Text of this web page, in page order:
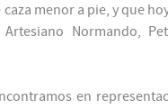
menor a pie, y que
Normando,
en